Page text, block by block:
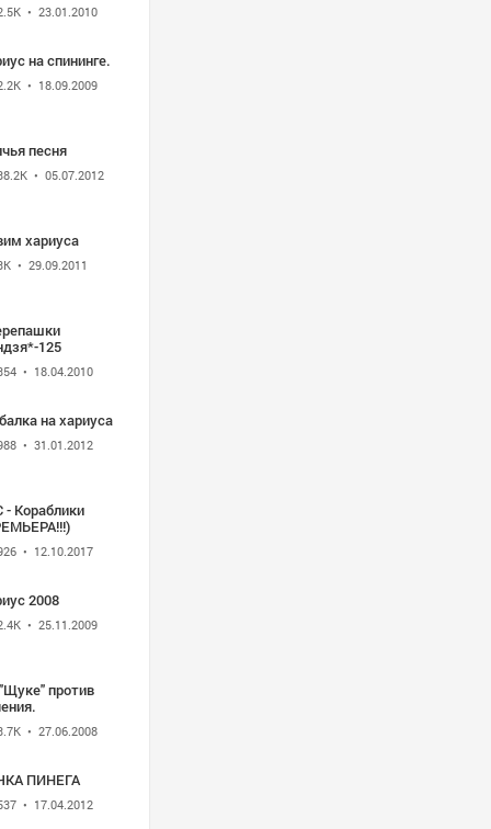
• 23.01.2010
на спининге.
• 18.09.2009
песня
• 05.07.2012
хариуса
• 29.09.2011
125
• 18.04.2010
на хариуса
• 31.01.2012
- Кораблики
• 12.10.2017
2008
• 25.11.2009
против
• 27.06.2008
ПИНЕГА
• 17.04.2012